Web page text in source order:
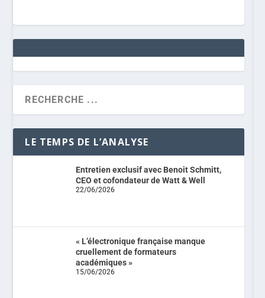
LE TEMPS DE L’ANALYSE
Entretien exclusif avec Benoit Schmitt,
CEO et cofondateur de Watt & Well
22/06/2026
« L’électronique française manque
cruellement de formateurs
académiques »
15/06/2026